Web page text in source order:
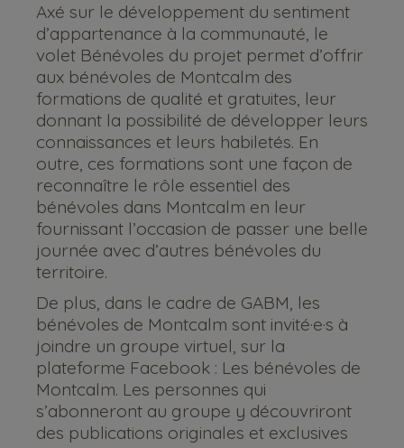
Axé sur le développement du sentiment
d’appartenance à la communauté, le
volet Bénévoles du projet permet d’offrir
aux bénévoles de Montcalm des
formations de qualité et gratuites, leur
donnant la possibilité de développer leurs
connaissances et leurs habiletés. En
outre, ces formations sont une façon de
reconnaître le rôle essentiel des
bénévoles dans Montcalm en leur
fournissant l’occasion de passer une belle
journée avec d’autres bénévoles du
territoire.
De plus, dans le cadre de GABM, les
bénévoles de Montcalm sont invité·e·s à
joindre un groupe virtuel, sur la
plateforme Facebook : Les bénévoles de
Montcalm. Les personnes qui
s’abonneront au groupe y découvriront
des publications originales et exclusives